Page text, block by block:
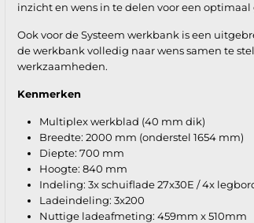
inzicht en wens in te delen voor een
Ook voor de Systeem werkbank is een
de werkbank volledig naar wens samen te
werkzaamheden.
Kenmerken
Multiplex werkblad (40 mm dik)
Breedte: 2000 mm (onderstel 1654 mm)
Diepte: 700 mm
Hoogte: 840 mm
Indeling: 3x schuiflade 27x30E / 4x
Ladeindeling: 3x200
Nuttige ladeafmeting: 459mm x 510mm